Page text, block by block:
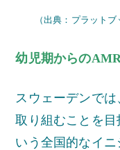
（出典：プラット
幼児期からの
スウェーデンで
取り組むことを目
いう全国的なイ